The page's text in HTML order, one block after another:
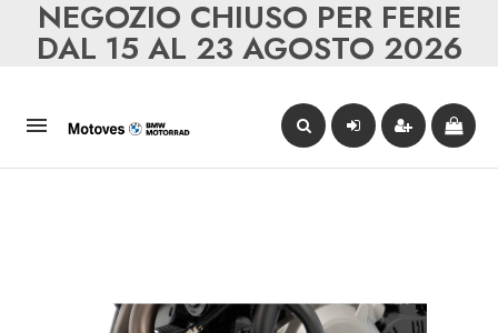
NEGOZIO CHIUSO PER FERIE
DAL 15 AL 23 AGOSTO 2026
